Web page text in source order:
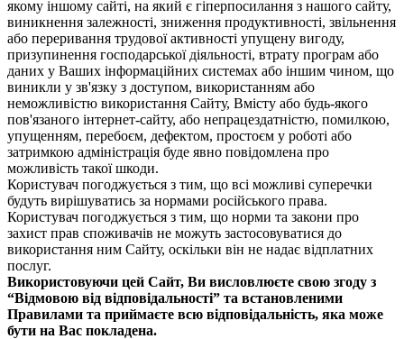
якому іншому сайті, на який є гіперпосилання з нашого сайту,
виникнення залежності, зниження продуктивності, звільнення
або переривання трудової активності упущену вигоду,
призупинення господарської діяльності, втрату програм або
даних у Ваших інформаційних системах або іншим чином, що
виникли у зв'язку з доступом, використанням або
неможливістю використання Сайту, Вмісту або будь-якого
пов'язаного інтернет-сайту, або непрацездатністю, помилкою,
упущенням, перебоєм, дефектом, простоєм у роботі або
затримкою адміністрація буде явно повідомлена про
можливість такої шкоди.
Користувач погоджується з тим, що всі можливі суперечки
будуть вирішуватись за нормами російського права.
Користувач погоджується з тим, що норми та закони про
захист прав споживачів не можуть застосовуватися до
використання ним Сайту, оскільки він не надає відплатних
послуг.
Використовуючи цей Сайт, Ви висловлюєте свою згоду з
“Відмовою від відповідальності” та встановленими
Правилами та приймаєте всю відповідальність, яка може
бути на Вас покладена.